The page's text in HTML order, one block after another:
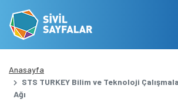
Anasayfa
STS TURKEY Bilim ve Teknoloji
Ağı